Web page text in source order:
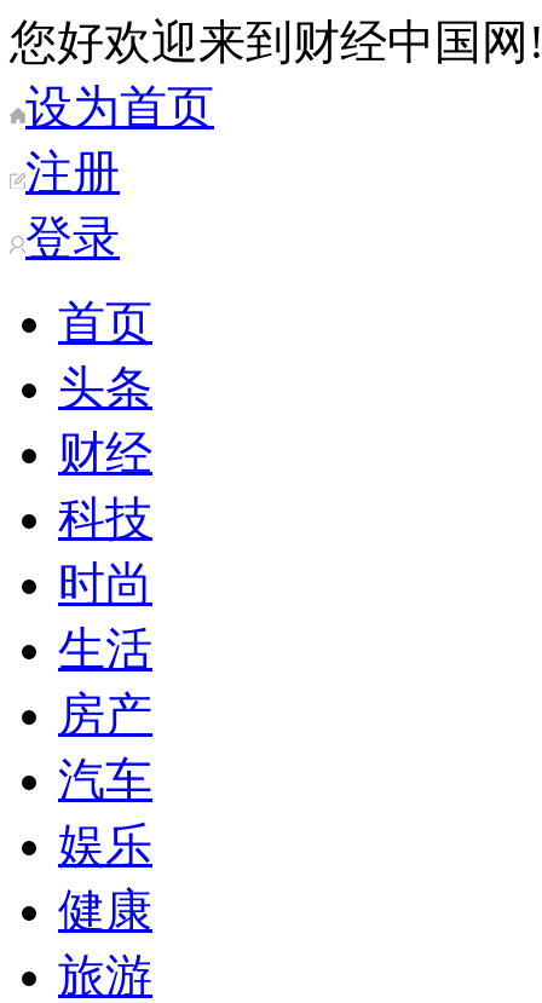
您好欢迎来到财经中国网
设为首页
注册
登录
首页
头条
财经
科技
时尚
生活
房产
汽车
娱乐
健康
旅游